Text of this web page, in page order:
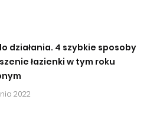
działania. 4 szybkie sposoby
łazienki w tym roku
2022